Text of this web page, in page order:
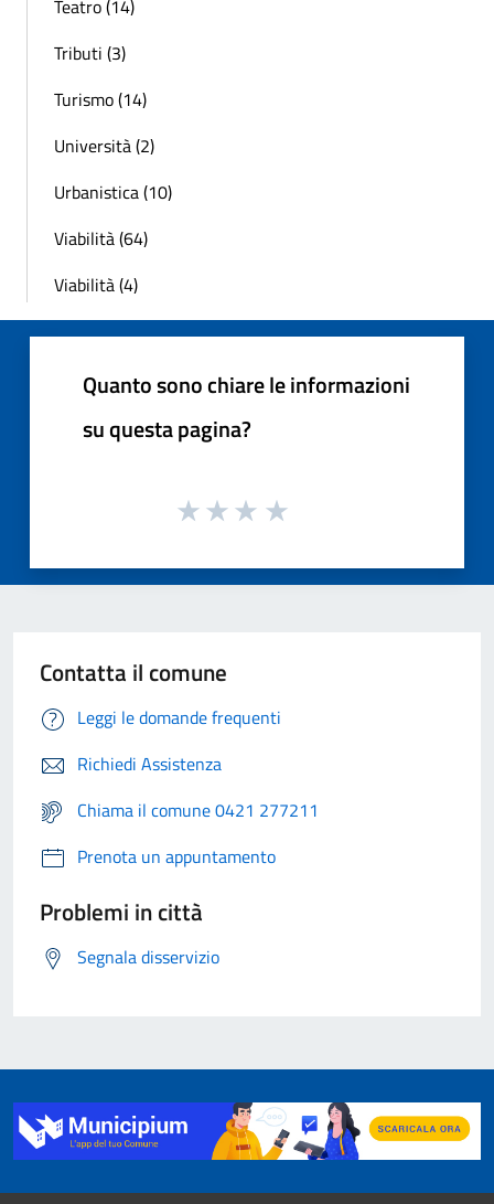
Teatro (14)
Tributi (3)
Turismo (14)
Università (2)
Urbanistica (10)
Viabilità (64)
Viabilità (4)
Quanto sono chiare le informazioni
su questa pagina?
Contatta il comune
Leggi le domande frequenti
Richiedi Assistenza
Chiama il comune 0421 277211
Prenota un appuntamento
Problemi in città
Segnala disservizio